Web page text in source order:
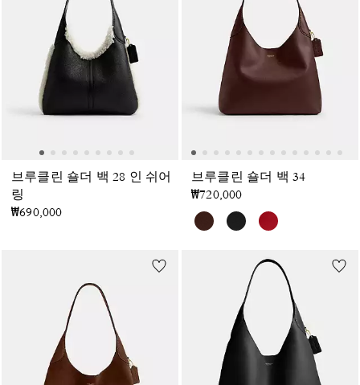
브루클린 숄더 백 28 인 쉬어
링
₩690,000
브루클린 숄더 백 34
₩720,000